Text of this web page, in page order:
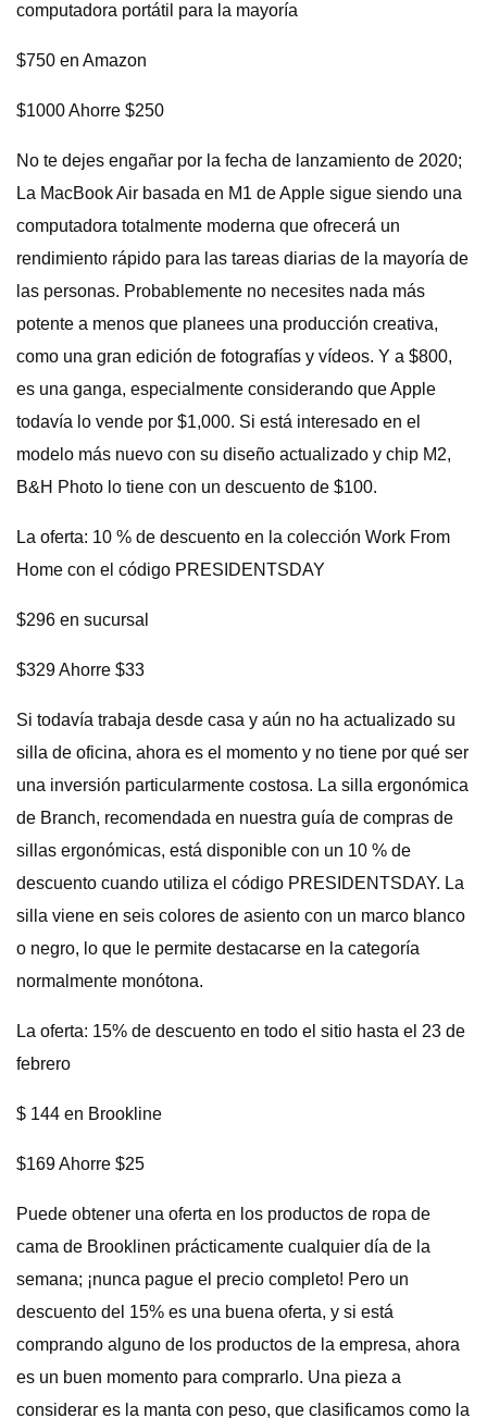
computadora portátil para la mayoría
$750 en Amazon
$1000 Ahorre $250
No te dejes engañar por la fecha de lanzamiento de 2020;
La MacBook Air basada en M1 de Apple sigue siendo una
computadora totalmente moderna que ofrecerá un
rendimiento rápido para las tareas diarias de la mayoría de
las personas. Probablemente no necesites nada más
potente a menos que planees una producción creativa,
como una gran edición de fotografías y vídeos. Y a $800,
es una ganga, especialmente considerando que Apple
todavía lo vende por $1,000. Si está interesado en el
modelo más nuevo con su diseño actualizado y chip M2,
B&H Photo lo tiene con un descuento de $100.
La oferta: 10 % de descuento en la colección Work From
Home con el código PRESIDENTSDAY
$296 en sucursal
$329 Ahorre $33
Si todavía trabaja desde casa y aún no ha actualizado su
silla de oficina, ahora es el momento y no tiene por qué ser
una inversión particularmente costosa. La silla ergonómica
de Branch, recomendada en nuestra guía de compras de
sillas ergonómicas, está disponible con un 10 % de
descuento cuando utiliza el código PRESIDENTSDAY. La
silla viene en seis colores de asiento con un marco blanco
o negro, lo que le permite destacarse en la categoría
normalmente monótona.
La oferta: 15% de descuento en todo el sitio hasta el 23 de
febrero
$ 144 en Brookline
$169 Ahorre $25
Puede obtener una oferta en los productos de ropa de
cama de Brooklinen prácticamente cualquier día de la
semana; ¡nunca pague el precio completo! Pero un
descuento del 15% es una buena oferta, y si está
comprando alguno de los productos de la empresa, ahora
es un buen momento para comprarlo. Una pieza a
considerar es la manta con peso, que clasificamos como la